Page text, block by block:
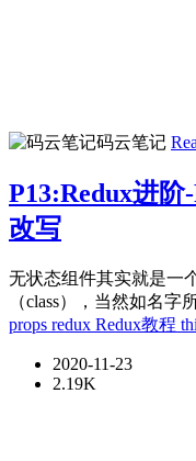
码云笔记
P13:Redux进
改写
无状态组件其实就是一
（class），当然如名字
props redux Redux教程
2020-11-23
2.19K